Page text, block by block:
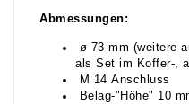
Abmessungen:
ø 73 mm (weitere
als Set im Koffer-,
M 14 Anschluss
Belag-"Höhe" 10